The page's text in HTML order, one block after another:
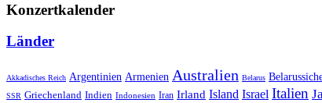
Konzertkalender
Länder
Akkadisches Reich Argentinien Armenien Australien Belarus
SSR Griechenland Indien Indonesien Iran Irland Island Israel Italien